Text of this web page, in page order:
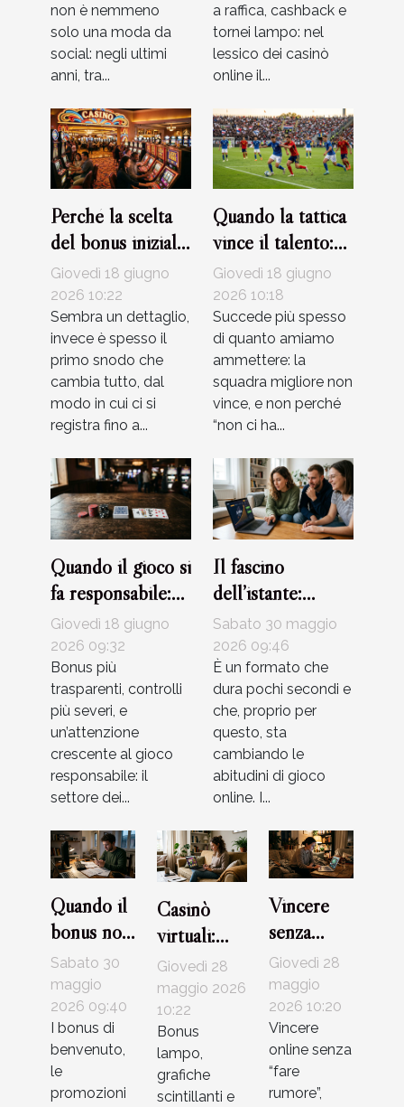
non è nemmeno
solo una moda da
social: negli ultimi
anni, tra...
a raffica, cashback e
tornei lampo: nel
lessico dei casinò
online il...
Perché la scelta
del bonus iniziale
può influenzare la
tua esperienza al
casinò
Giovedì 18 giugno
2026 10:22
Sembra un dettaglio,
invece è spesso il
primo snodo che
cambia tutto, dal
modo in cui ci si
registra fino a...
Quando la tattica
vince il talento:
storie di partite
indimenticabili
Giovedì 18 giugno
2026 10:18
Succede più spesso
di quanto amiamo
ammettere: la
squadra migliore non
vince, e non perché
“non ci ha...
Quando il gioco si
fa responsabile:
attualità e limiti
nei bonus dei
casinò
Giovedì 18 giugno
2026 09:32
Bonus più
trasparenti, controlli
più severi, e
un’attenzione
crescente al gioco
responsabile: il
settore dei...
Il fascino
dell’istante:
perché i crash
game stanno
rivoluzionando il
gioco d’azzardo
Sabato 30 maggio
2026 09:46
È un formato che
dura pochi secondi e
che, proprio per
questo, sta
cambiando le
abitudini di gioco
online. I...
Quando il
bonus non
basta: casi
reali di
giocatori e
soluzioni
Sabato 30
maggio
2026 09:40
I bonus di
benvenuto,
le
promozioni
Casinò
virtuali:
come
riconoscere
le trappole
più sottili
della rete
Giovedì 28
maggio 2026
10:22
Bonus
lampo,
grafiche
scintillanti e
Vincere
senza
postare:
storie vere
di
strategia
silenziosa
nei casinò
Giovedì 28
maggio
2026 10:20
Vincere
online senza
“fare
rumore”,